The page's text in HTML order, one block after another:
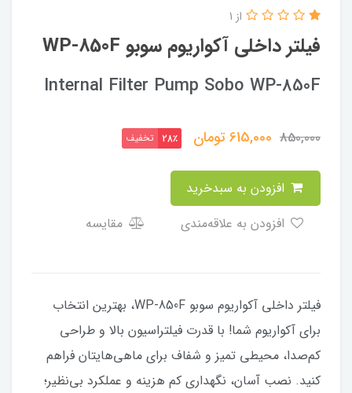
فیلتر داخلی آکواریوم سوبو WP-850F
از 1
Internal Filter Pump Sobo WP-850F
850,000
615,000تومان 28٪ تخفیف
مقایسه
فیلتر داخلی آکواریوم سوبو WP-850F، بهترین انتخاب
برای آکواریوم شما! با قدرت فیلتراسیون بالا و طراحی
کم‌صدا، محیطی تمیز و شفاف برای ماهی‌هایتان فراهم
کنید. نصب آسان، نگهداری کم هزینه و عملکرد بی‌نظیر؛